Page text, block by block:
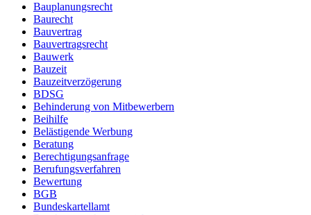
Bauplanungsrecht
Baurecht
Bauvertrag
Bauvertragsrecht
Bauwerk
Bauzeit
Bauzeitverzögerung
BDSG
Behinderung von Mitbewerbern
Beihilfe
Belästigende Werbung
Beratung
Berechtigungsanfrage
Berufungsverfahren
Bewertung
BGB
Bundeskartellamt